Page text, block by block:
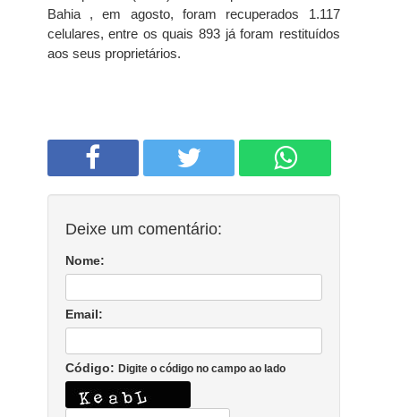
Bahia , em agosto, foram recuperados 1.117
celulares, entre os quais 893 já foram restituídos
aos seus proprietários.
Deixe um comentário:
Nome:
Email:
Código: Digite o código no campo ao lado